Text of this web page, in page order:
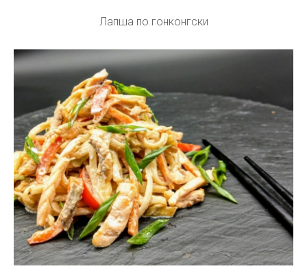
Лапша по гонконгски